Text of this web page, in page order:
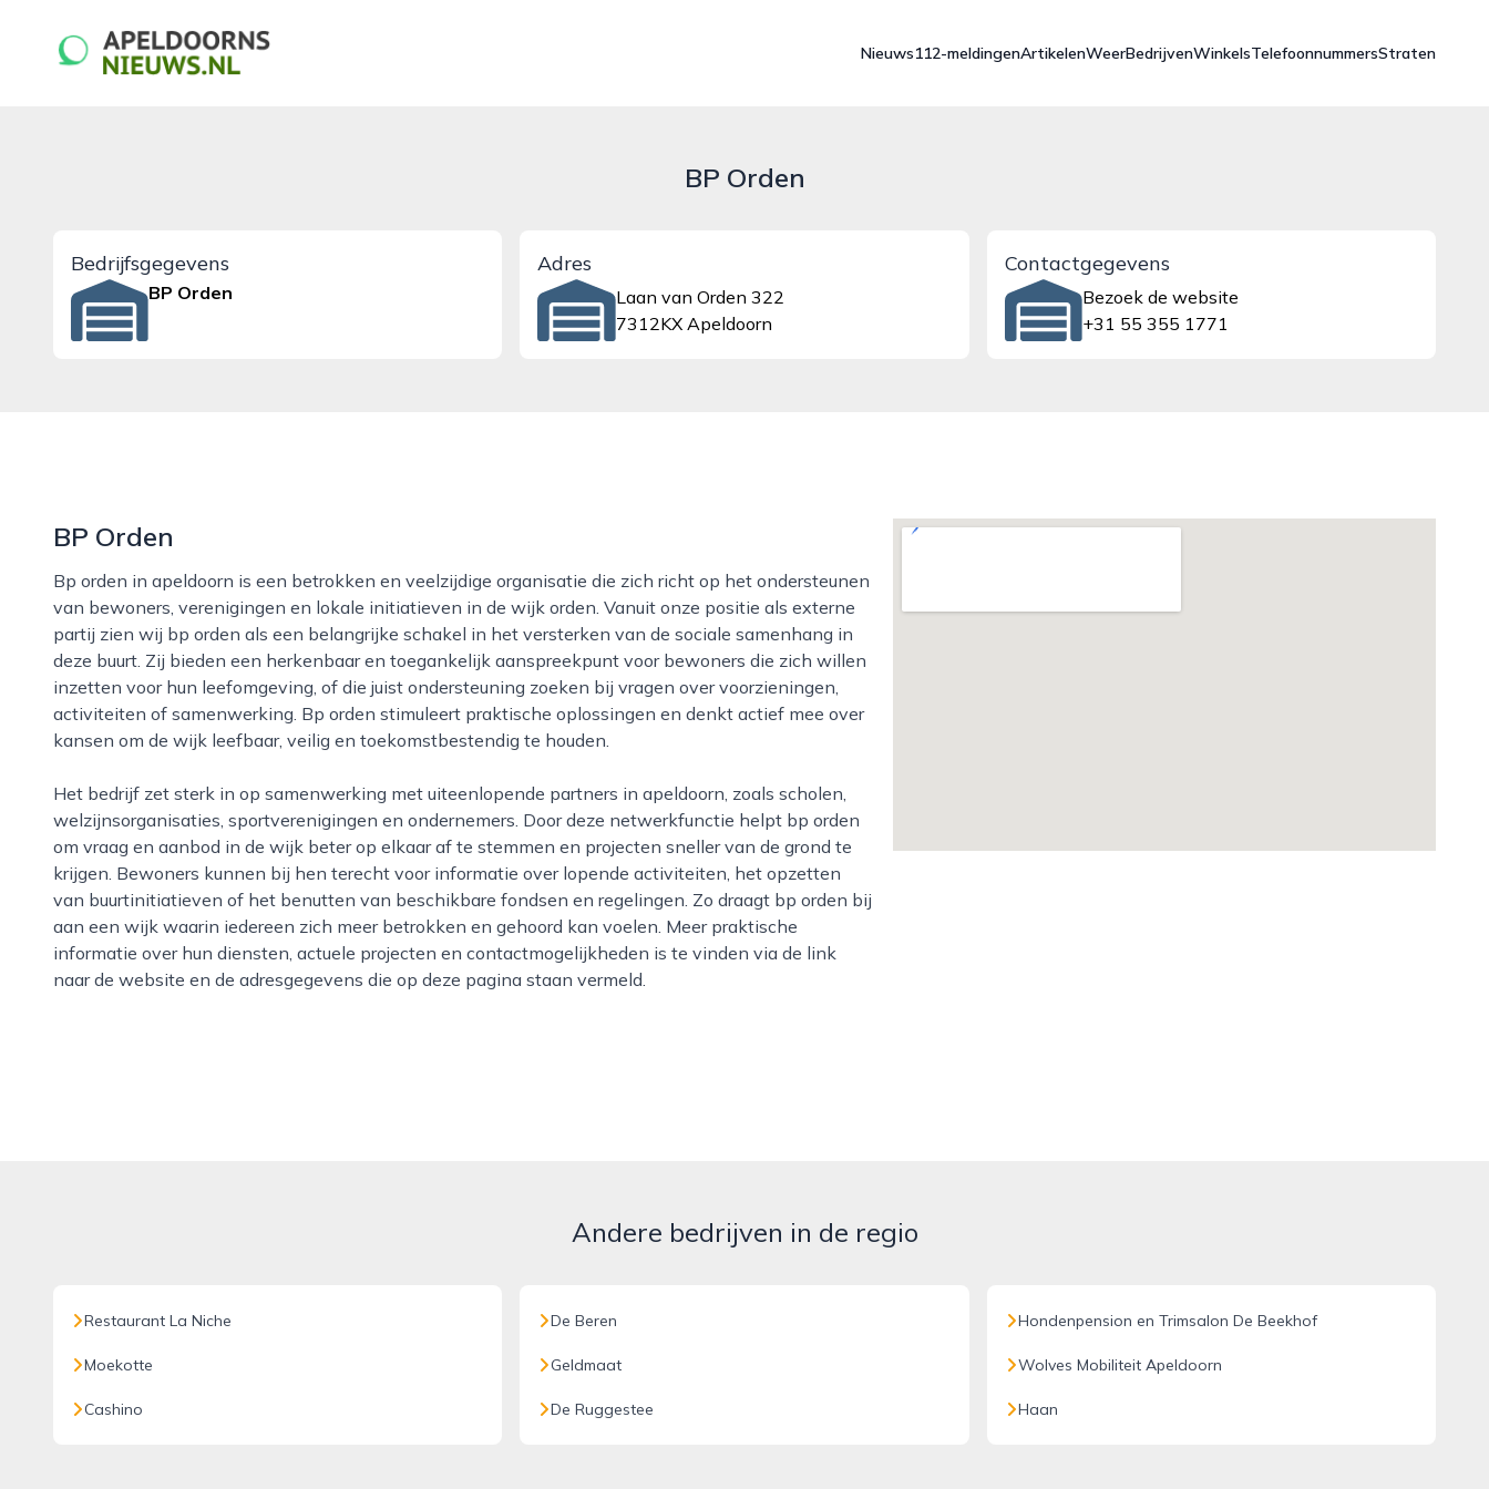
apeldoornsnieuws.nl
Nieuws112-meldingenArtikelenWeerBedrijvenWinkelsTelefoonnummersStraten
BP Orden
Bedrijfsgegevens
BP Orden
Adres
Laan van Orden 322
7312KX Apeldoorn
Contactgegevens
Bezoek de website
+31 55 355 1771
BP Orden
Bp orden in apeldoorn is een betrokken en veelzijdige organisatie die zich richt op het ondersteunen
van bewoners, verenigingen en lokale initiatieven in de wijk orden. Vanuit onze positie als externe
partij zien wij bp orden als een belangrijke schakel in het versterken van de sociale samenhang in
deze buurt. Zij bieden een herkenbaar en toegankelijk aanspreekpunt voor bewoners die zich willen
inzetten voor hun leefomgeving, of die juist ondersteuning zoeken bij vragen over voorzieningen,
activiteiten of samenwerking. Bp orden stimuleert praktische oplossingen en denkt actief mee over
kansen om de wijk leefbaar, veilig en toekomstbestendig te houden.
Het bedrijf zet sterk in op samenwerking met uiteenlopende partners in apeldoorn, zoals scholen,
welzijnsorganisaties, sportverenigingen en ondernemers. Door deze netwerkfunctie helpt bp orden
om vraag en aanbod in de wijk beter op elkaar af te stemmen en projecten sneller van de grond te
krijgen. Bewoners kunnen bij hen terecht voor informatie over lopende activiteiten, het opzetten
van buurtinitiatieven of het benutten van beschikbare fondsen en regelingen. Zo draagt bp orden bij
aan een wijk waarin iedereen zich meer betrokken en gehoord kan voelen. Meer praktische
informatie over hun diensten, actuele projecten en contactmogelijkheden is te vinden via de link
naar de website en de adresgegevens die op deze pagina staan vermeld.
Andere bedrijven in de regio
Restaurant La Niche
Moekotte
Cashino
De Beren
Geldmaat
De Ruggestee
Hondenpension en Trimsalon De Beekhof
Wolves Mobiliteit Apeldoorn
Haan